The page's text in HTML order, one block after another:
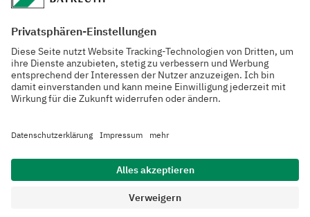
Häufig besuchte Seiten
Website der Uni
Bayreuth
Menschen
Studienstart in
Kulmbach
Rubriken
Datenschutzerklärung Barrierefreiheit Impressum
Kontakt